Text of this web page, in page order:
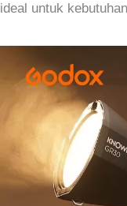
ideal untuk